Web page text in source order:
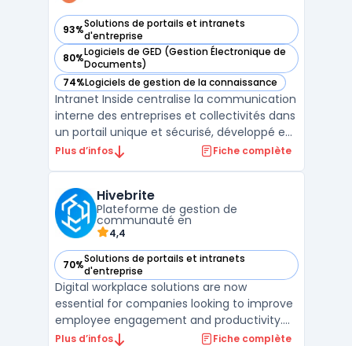
93%Solutions de portails et intranets
d'entreprise
— voir Intranet Inside dans cette catégorie
80%Logiciels de GED (Gestion Électronique de
Documents)
— voir Intranet Inside dans cette catégorie
74%Logiciels de gestion de la connaissance
— voir Intranet Inside dans cette catégorie
Intranet Inside centralise la communication
interne des entreprises et collectivités dans
un portail unique et sécurisé, développé en
France. Adapté aux exigences des
confidentialité des données, il s’adresse aux
stru ...
Plus d’infos Fiche complète
Hivebrite
Plateforme de gestion de
communauté en
4,4
70%Solutions de portails et intranets
d'entreprise
— voir Hivebrite dans cette catégorie
Digital workplace solutions are now
essential for companies looking to improve
employee engagement and productivity.
Hivebrite offers a comprehensive platform
Plus d’infos Fiche complète